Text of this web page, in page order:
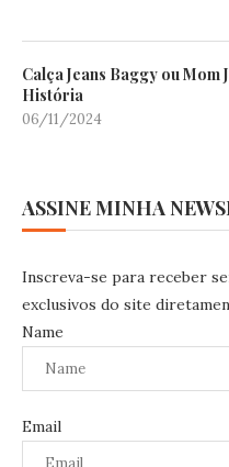
Calça Jeans Baggy ou Mom
História
06/11/2024
ASSINE MINHA
Inscreva-se para receber
exclusivos do site
Name
Email